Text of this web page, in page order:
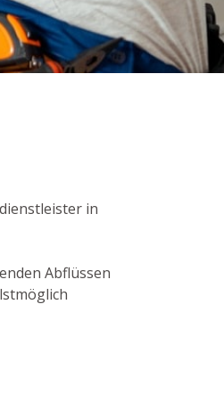
in
Abflüssen